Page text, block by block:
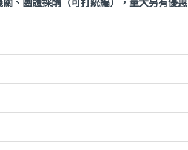
關、團體採購（可打統編），量大另有優惠